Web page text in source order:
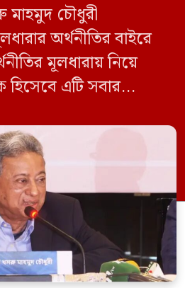
মাহমুদ চৌধুরী
অর্থনীতির বাইরে
মূলধারায় নিয়ে
এটি সবার
থাকতে হবে। সে জন্য
ওপর গুরুত্ব
রাজধানীর
খাতের উন্নয়নে
যৌথ প্রকল্প